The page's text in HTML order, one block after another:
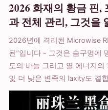
2026 화재의 황금 핀,
과 전체 관리, 그것을
2026년에 격리된 Microwise
된”입니다 - 그것은 숨구멍에
도의 바늘 그리고 열 에너지
및 더 낮은 변죽의 laxity도 결합